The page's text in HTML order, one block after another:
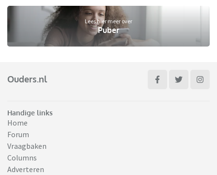
Lees hier meer over
Puber
Ouders.nl
Handige links
Home
Forum
Vraagbaken
Columns
Adverteren